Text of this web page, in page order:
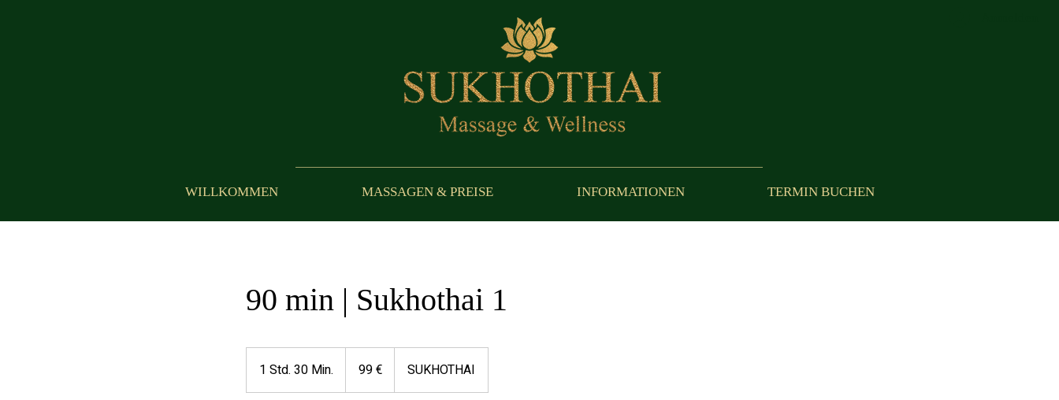
WILLKOMMEN MASSAGEN & PREISE INFORMATIONEN TERMIN BUCHEN
90 min | Sukhothai 1
1 Std. 30 Min.
S
99 € SUKHOTHAI